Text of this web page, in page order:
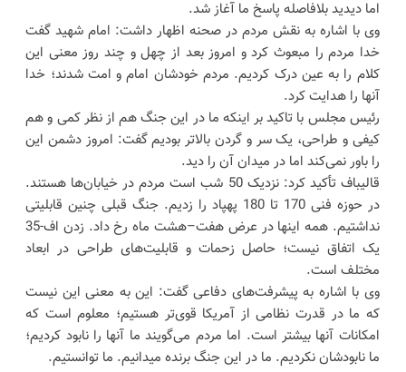
اما دیدید بلافاصله پاسخ ما آغاز شد.
وی با اشاره به نقش مردم در صحنه اظهار داشت: امام شهید گفت
خدا مردم را مبعوث کرد و امروز بعد از چهل و چند روز معنی این
کلام را به عین درک کردیم. مردم خودشان امام و امت شدند؛ خدا
آنها را هدایت کرد.
رئیس مجلس با تاکید بر اینکه ما در این جنگ هم از نظر کمی و هم
کیفی و طراحی، یک سر و گردن بالاتر بودیم گفت: امروز دشمن این
را باور نمی‌کند اما در میدان آن را دید.
قالیباف تأکید کرد: نزدیک 50 شب است مردم در خیابان‌ها هستند.
در حوزه فنی 170 تا 180 پهپاد را زدیم. جنگ قبلی چنین قابلیتی
نداشتیم. همه اینها در عرض هفت–هشت ماه رخ داد. زدن اف-35
یک اتفاق نیست؛ حاصل زحمات و قابلیت‌های طراحی در ابعاد
مختلف است.
وی با اشاره به پیشرفت‌های دفاعی گفت: این به معنی این نیست
که ما در قدرت نظامی از آمریکا قوی‌تر هستیم؛ معلوم است که
امکانات آنها بیشتر است. اما مردم می‌گویند ما آنها را نابود کردیم؛
ما نابودشان نکردیم. ما در این جنگ برنده میدانیم. ما توانستیم.